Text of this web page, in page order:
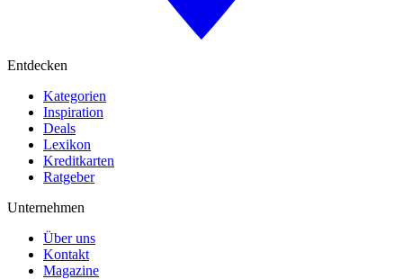
Entdecken
Kategorien
Inspiration
Deals
Lexikon
Kreditkarten
Ratgeber
Unternehmen
Über uns
Kontakt
Magazine